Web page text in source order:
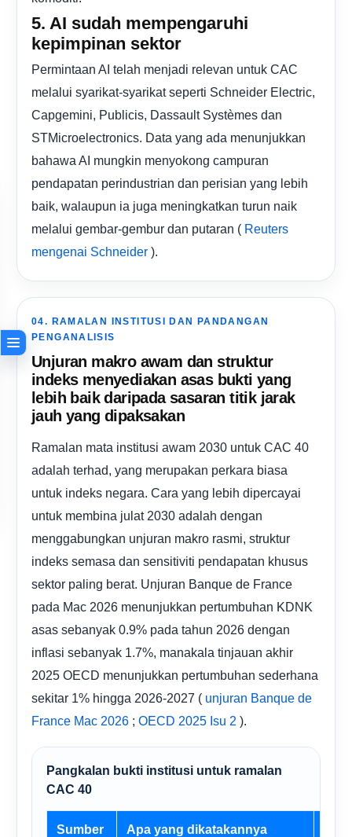
5. AI sudah mempengaruhi
kepimpinan sektor
Permintaan AI telah menjadi relevan untuk CAC
melalui syarikat-syarikat seperti Schneider Electric,
Capgemini, Publicis, Dassault Systèmes dan
STMicroelectronics. Data yang ada menunjukkan
bahawa AI mungkin menyokong campuran
pendapatan perindustrian dan perisian yang lebih
baik, walaupun ia juga meningkatkan turun naik
melalui gembar-gembur dan putaran ( Reuters
mengenai Schneider ).
04. RAMALAN INSTITUSI DAN PANDANGAN
PENGANALISIS
Unjuran makro awam dan struktur
indeks menyediakan asas bukti yang
lebih baik daripada sasaran titik jarak
jauh yang dipaksakan
Ramalan mata institusi awam 2030 untuk CAC 40
adalah terhad, yang merupakan perkara biasa
untuk indeks negara. Cara yang lebih dipercayai
untuk membina julat 2030 adalah dengan
menggabungkan unjuran makro rasmi, struktur
indeks semasa dan sensitiviti pendapatan khusus
sektor paling berat. Unjuran Banque de France
pada Mac 2026 menunjukkan pertumbuhan KDNK
asas sebanyak 0.9% pada tahun 2026 dengan
inflasi sebanyak 1.7%, manakala tinjauan akhir
2025 OECD menunjukkan pertumbuhan sederhana
sekitar 1% hingga 2026-2027 ( unjuran Banque de
France Mac 2026 ; OECD 2025 Isu 2 ).
Pangkalan bukti institusi untuk ramalan
CAC 40
Sumber Apa yang dikatakannya